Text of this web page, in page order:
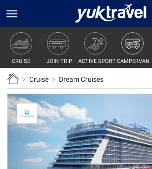
Toggle
CRUISE JOIN TRIP ACTIVE SPORTCAMPERVAN
Cruise Dream Cruises